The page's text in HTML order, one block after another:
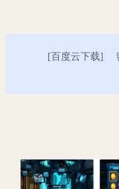
[ 百度云下载]